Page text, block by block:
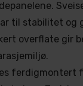
til stabilitet og
overflate gir
ferdigmontert